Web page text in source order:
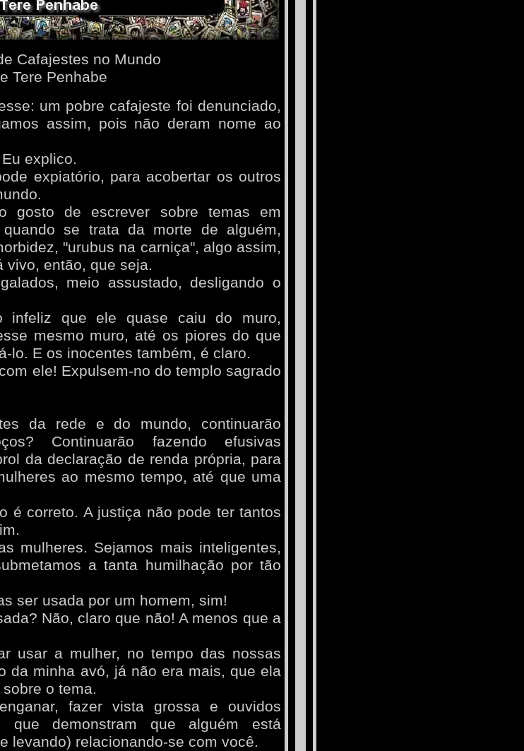
Cafajestes no Mundo
Tere Penhabe
um pobre cafajeste foi denunciado,
assim, pois não deram nome ao
explico.
expiatório, para acobertar os outros
gosto de escrever sobre temas em
quando se trata da morte de alguém,
"urubus na carniça", algo assim,
vivo, então, que seja.
meio assustado, desligando o
infeliz que ele quase caiu do muro,
mesmo muro, até os piores do que
lo. E os inocentes também, é claro.
ele! Expulsem-no do templo sagrado
da rede e do mundo, continuarão
Continuarão fazendo efusivas
da declaração de renda própria, para
ao mesmo tempo, até que uma
é correto. A justiça não pode ter tantos
mulheres. Sejamos mais inteligentes,
a tanta humilhação por tão
ser usada por um homem, sim!
Não, claro que não! A menos que a
usar a mulher, no tempo das nossas
da minha avó, já não era mais, que ela
o tema.
fazer vista grossa e ouvidos
que demonstram que alguém está
levando) relacionando-se com você.